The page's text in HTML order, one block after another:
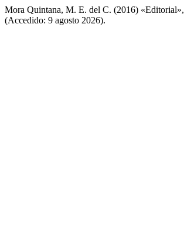
Mora Quintana, M. E. del C. (2016) «Editorial»,
(Accedido: 9 agosto 2026).